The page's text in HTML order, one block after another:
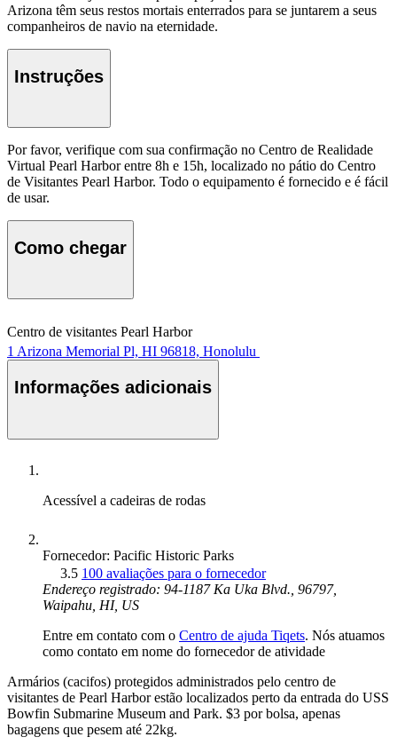
Arizona têm seus restos mortais enterrados para se juntarem a seus
companheiros de navio na eternidade.
Instruções
Por favor, verifique com sua confirmação no Centro de Realidade
Virtual Pearl Harbor entre 8h e 15h, localizado no pátio do Centro
de Visitantes Pearl Harbor. Todo o equipamento é fornecido e é fácil
de usar.
Como chegar
Centro de visitantes Pearl Harbor
1 Arizona Memorial Pl, HI 96818, Honolulu
Informações adicionais
Acessível a cadeiras de rodas
Fornecedor: Pacific Historic Parks
3.5 100 avaliações para o fornecedor
Endereço registrado: 94-1187 Ka Uka Blvd., 96797,
Waipahu, HI, US
Entre em contato com o Centro de ajuda Tiqets. Nós atuamos
como contato em nome do fornecedor de atividade
Armários (cacifos) protegidos administrados pelo centro de
visitantes de Pearl Harbor estão localizados perto da entrada do USS
Bowfin Submarine Museum and Park. $3 por bolsa, apenas
bagagens que pesem até 22kg.